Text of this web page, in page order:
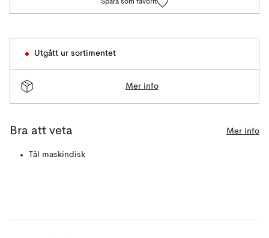
Spara som favorit
Utgått ur sortimentet
Mer info
Bra att veta Mer info
Tål maskindisk